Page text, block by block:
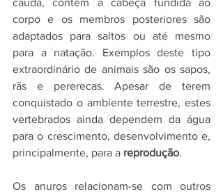
cauda, contém a cabeça fundida ao
corpo e os membros posteriores são
adaptados para saltos ou até mesmo
para a natação. Exemplos deste tipo
extraordinário de animais são os sapos,
rãs e pererecas. Apesar de terem
conquistado o ambiente terrestre, estes
vertebrados ainda dependem da água
para o crescimento, desenvolvimento e,
principalmente, para a reprodução.
Os anuros relacionam-se com outros